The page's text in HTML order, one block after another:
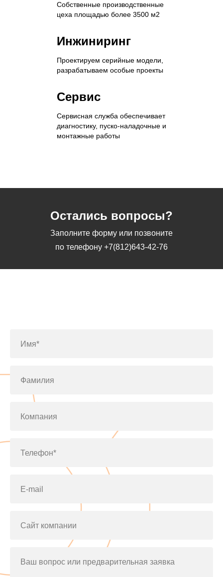
Собственные производственные
цеха площадью более 3500 м2
Инжиниринг
Проектируем серийные модели,
разрабатываем особые проекты
Сервис
Сервисная служба обеспечивает
диагностику, пуско-наладочные и
монтажные работы
Остались вопросы?
Заполните форму или позвоните
по телефону +7(812)643-42-76
Имя*
Фамилия
Компания
Телефон*
E-mail
Сайт компании
Ваш вопрос или предварительная заявка